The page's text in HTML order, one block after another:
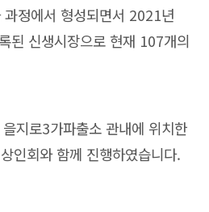
정에서 형성되면서 2021년
된 신생시장으로 현재 107개의
지로3가파출소 관내에 위치한
인회와 함께 진행하였습니다.